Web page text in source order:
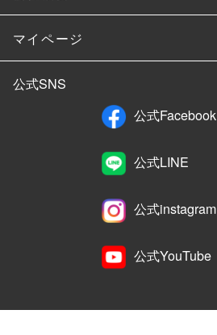
マイページ
公式SNS
公式Facebook
公式LINE
公式instagram
公式YouTube